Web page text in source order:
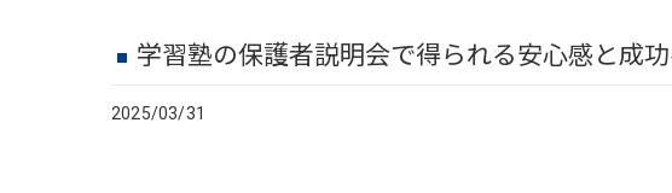
学習塾の保護者説明会で得られる安心感と成
2025/03/31